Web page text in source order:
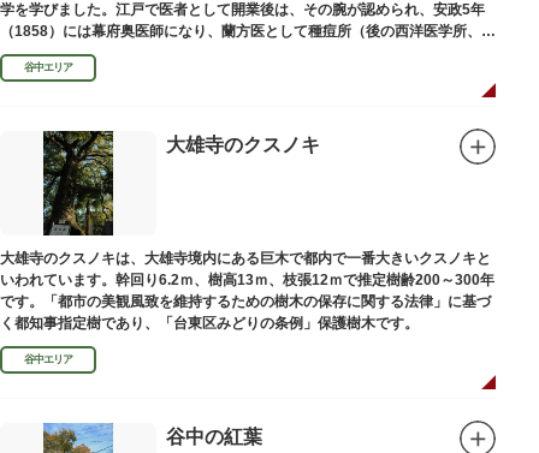
学を学びました。江戸で医者として開業後は、その腕が認められ、安政5年
（1858）には幕府奥医師になり、蘭方医として種痘所（後の西洋医学所、現
東京大学医学部）の開設などに尽力し、明治4年（1871）72歳で没しまし
た。谷中エリア
大雄寺のクスノキ
大雄寺のクスノキは、大雄寺境内にある巨木で都内で一番大きいクスノキと
いわれています。幹回り6.2ｍ、樹高13ｍ、枝張12ｍで推定樹齢200～300年
です。「都市の美観風致を維持するための樹木の保存に関する法律」に基づ
く都知事指定樹であり、「台東区みどりの条例」保護樹木です。
谷中エリア
谷中の紅葉